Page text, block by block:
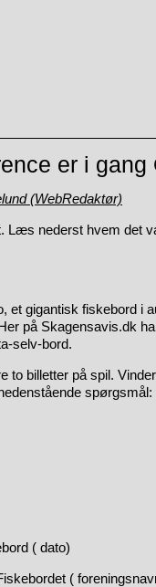
er i gang
(WebRedaktør)
Læs nederst hvem det
et gigantisk fiskebord i
på Skagensavis.dk
selv-bord.
to billetter på spil.
spørgsmål:
( dato)
(